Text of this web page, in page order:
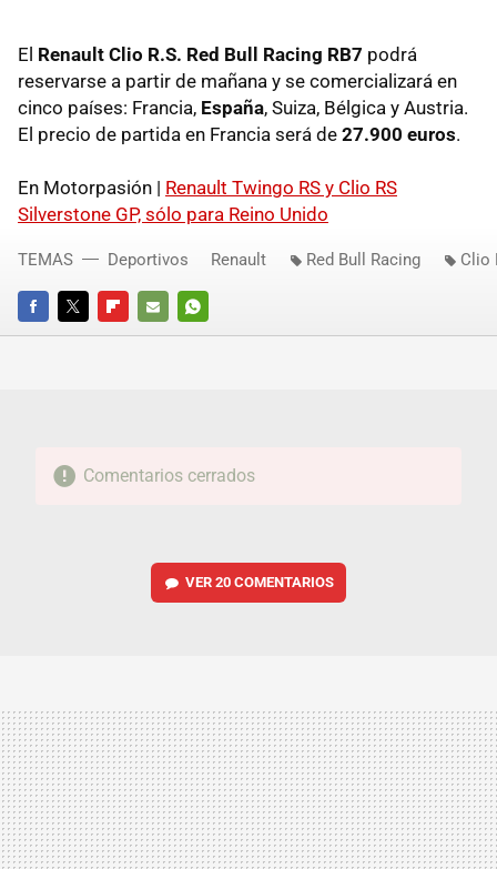
El Renault Clio R.S. Red Bull Racing RB7 podrá
reservarse a partir de mañana y se comercializará en
cinco países: Francia, España, Suiza, Bélgica y Austria.
El precio de partida en Francia será de 27.900 euros.
En Motorpasión | Renault Twingo RS y Clio RS
Silverstone GP, sólo para Reino Unido
FACEBOOKTWITTERFLIPBOARD
E-
WHATSAPP
TEMAS Deportivos Renault Red Bull Racing Clio
Comentarios cerrados
VER 20 COMENTARIOS